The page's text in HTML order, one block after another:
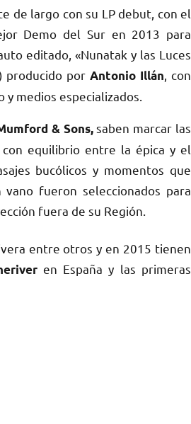
de largo con su LP debut, con el
Demo del Sur en 2013 para
editado, «Nunatak y las Luces
producido por Antonio Illán , con
medios especializados.
& Sons,saben marcar las
equilibrio entre la épica y el
bucólicos y momentos que
fueron seleccionados para
fuera de su Región.
entre otros y en 2015 tienen
en España y las primeras